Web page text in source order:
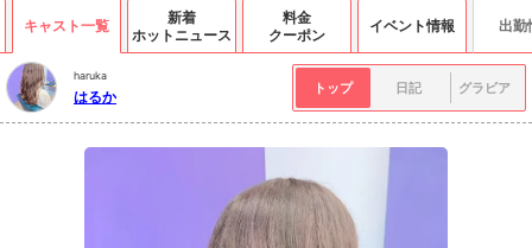
キャスト一覧
新着
ホットニュース
料金
クーポン
イベント情報 出勤
haruka
はるか トップ 日記 グラビア